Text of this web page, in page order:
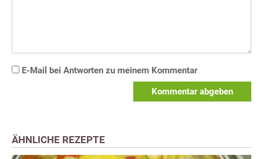
E-Mail bei Antworten zu meinem Kommentar
Kommentar abgeben
ÄHNLICHE REZEPTE